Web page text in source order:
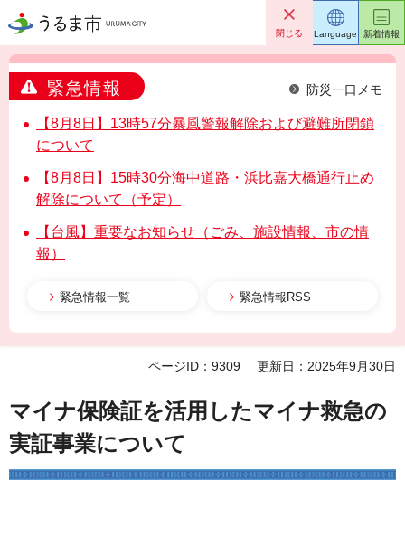
うるま市 閉じる
緊急情報 防災一口メモ
【8月8日】13時57分暴風警報解除および避難所閉鎖
について
【8月8日】15時30分海中道路・浜比嘉大橋通行止め
解除について（予定）
【台風】重要なお知らせ（ごみ、施設情報、市の情
報）
緊急情報一覧 緊急情報RSS
Language 新着情報
ページID：9309 更新日：2025年9月30日
マイナ保険証を活用したマイナ救急の
実証事業について